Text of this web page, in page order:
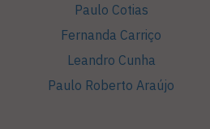
Paulo Cotias
Fernanda Carriço
Leandro Cunha
Paulo Roberto Araújo